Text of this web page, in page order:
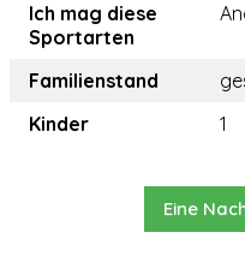
Ich mag diese
Sportarten
Familienstand
Kinder
1
Eine